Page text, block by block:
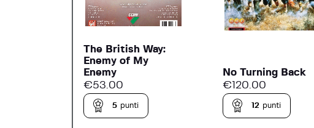
The British Way:
Enemy of My
Enemy
€53.00
5 punti
No Turning Back
€120.00
12 punti